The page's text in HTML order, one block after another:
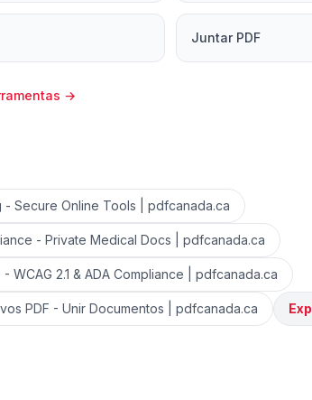
Juntar PDF
→
- Secure Online Tools | pdfcanada.ca
- Private Medical Docs | pdfcanada.ca
WCAG 2.1 & ADA Compliance | pdfcanada.ca
PDF - Unir Documentos | pdfcanada.ca